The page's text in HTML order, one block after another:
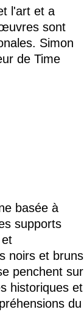
l'art et a
sont
Simon
de Time
basée à
supports
noirs et bruns
penchent sur
historiques et
du